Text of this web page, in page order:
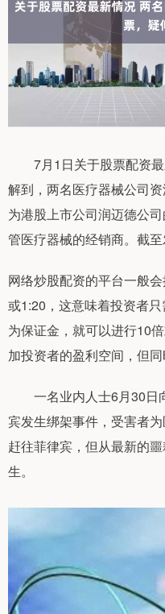
7月1日关于股票配资最
解到，两名医疗器械公司
为港股上市公司润迈德公
管医疗器械的经销商。截至
网络炒股配资的平台一般
或1:20，这意味着投资者
为保证金，就可以进行10
加投资者的盈利空间，但同
一名业内人士6月30日
宾发生绑架事件，受害者
赶往菲律宾，但从最新的
生。